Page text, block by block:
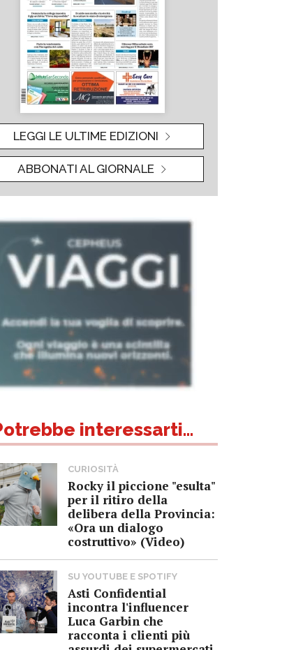
LEGGI LE ULTIME EDIZIONI
ABBONATI AL GIORNALE
interessarti...
CURIOSITÀ
Rocky il piccione "esulta"
per il ritiro della
delibera della Provincia:
«Ora un dialogo
costruttivo» (Video)
SU YOUTUBE E SPOTIFY
Asti Confidential
incontra l'influencer
Luca Garbin che
racconta i clienti più